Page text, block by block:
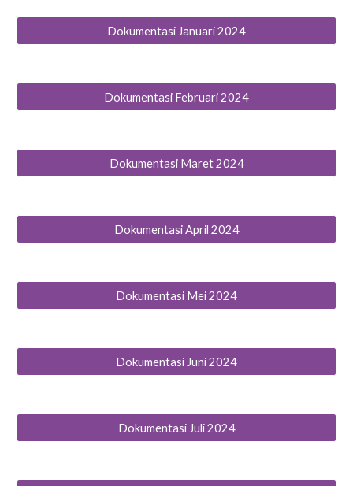
Dokumentasi Januari 2024
Dokumentasi Februari 2024
Dokumentasi Maret 2024
Dokumentasi April 2024
Dokumentasi Mei 2024
Dokumentasi Juni 2024
Dokumentasi Juli 2024